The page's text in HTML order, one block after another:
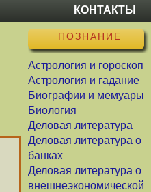
КОНТАКТЫ
ПОЗНАНИЕ
Астрология и гороскоп
Астрология и гадание
Биографии и мемуары
Биология
Деловая литература
Деловая литература о
банках
Деловая литература о
внешнеэкономической